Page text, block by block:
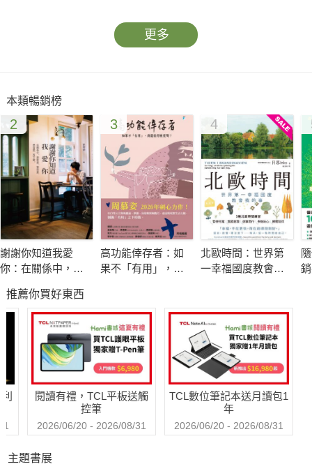
當然也不會有完美的情人。
坦然面對自己最真實的一面，
我們因為害怕孤單，所以渴望愛情。然而，越是渴求愛情降臨來
拯救空虛乏味的自我，結果卻往往越是寂寞。
為什麼我們愛得那麼累？為什麼愛常讓我們傷痕累累？
這是因為我們的生命都深深受到童年時期家庭關係的影響，這些
心理創傷的烙痕就像是埋藏在心裡的未爆彈，等到愛情來敲門之
後，才不停地被觸發、引爆開來，稍不留神，就可能被炸得粉身
碎骨。
愛情，其實源自於一場幻覺，這個幻覺是一個從小渴望完全被愛
美情人，能夠義無反顧地永遠無條件接納我，給予我最安全的依
靠和愛的保證。
然而每個人都不完美，當然也不會有所謂的「完美情人」。但我
們卻還是無法放棄對完美情人的期待，甚至開啟一段段如輪迴般
在愛戀的苦痛中，先願意保全自己，不把自己推向毀滅邊緣，我
察，愛是從自己內在而生的真理。外求的愛，甚至控制強迫而來
的愛，都容易讓我們處於依賴狀態，並不會讓我們真實感受到
更多
本類暢銷榜
2
謝謝你知道我愛
你：在關係中，面
習愛，放下愛
3
高功能倖存者：如
果不「有用」，我
4
北歐時間：世界第
一幸福國度教會我
推薦你買好東西
閱讀有禮，TCL平板送觸
控筆
2026/06/20 - 2026/08/31
TCL數位筆記本送月讀包1
年
2026/06/20 - 2026/08/31
主題書展